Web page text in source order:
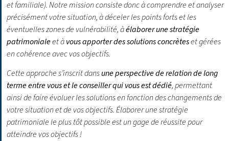
et familiale). Notre mission consiste donc à comprendre et analyser
précisément votre situation, à déceler les points forts et les
éventuelles zones de vulnérabilité, àélaborer une stratégie
patrimonialeet àvous apporter des solutions concrèteset gérées
en cohérence avec vos objectifs.
Cette approche s’inscrit dansune perspective de relation de long
terme entre vous et le conseiller qui vous est dédié, permettant
ainsi de faire évoluer les solutions en fonction des changements de
votre situation et de vos objectifs.Élaborer une stratégie
patrimoniale le plus tôt possible est un gage de réussite pour
atteindre vos objectifs !